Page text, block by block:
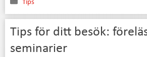
Tips
Tips för ditt besök:
seminarier